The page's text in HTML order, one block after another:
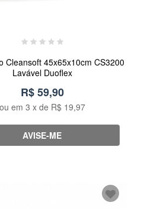
Cleansoft 45x65x10cm CS3200
Lavável Duoflex
R$ 59,90
ou em 3 x de R$ 19,97
AVISE-ME